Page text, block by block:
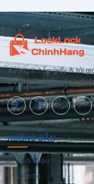
Xưởng in hộp giấy & túi
UV, dập nổi chuyên
HƯỚNG DẪN
Giới thiệu
Liên hệ